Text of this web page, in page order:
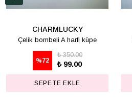
CHARMLUCKY
Çelik bombeli A harfi küpe
%72
₺ 350.00
₺ 99.00
SEPETE EKLE